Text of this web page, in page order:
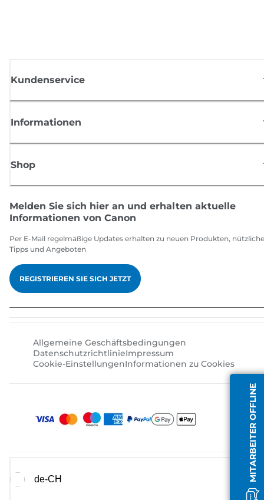
MITARBEITER OFFLINE
Kundenservice
Informationen
Shop
Melden Sie sich hier an und erhalten aktuelle
Informationen von Canon
Per E-Mail regelmäßige Updates erhalten zu neuen Produkten,
Tipps und Angeboten
REGISTRIEREN SIE SICH JETZT
Allgemeine Geschäftsbedingungen
DatenschutzrichtlinieImpressum
Cookie-EinstellungenInformationen zu Cookies
de-CH